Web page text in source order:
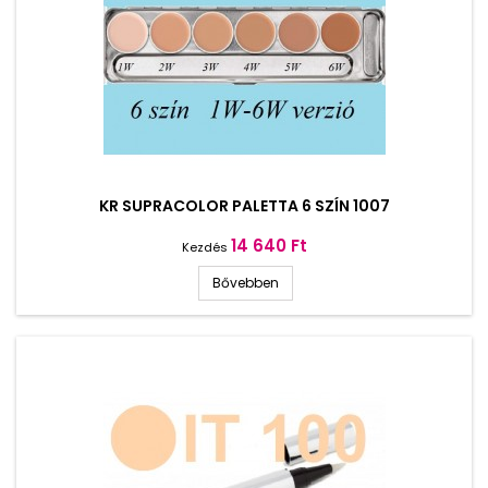
KR SUPRACOLOR PALETTA 6 SZÍN 1007
Kezdés Ár
14 640 Ft
Bővebben